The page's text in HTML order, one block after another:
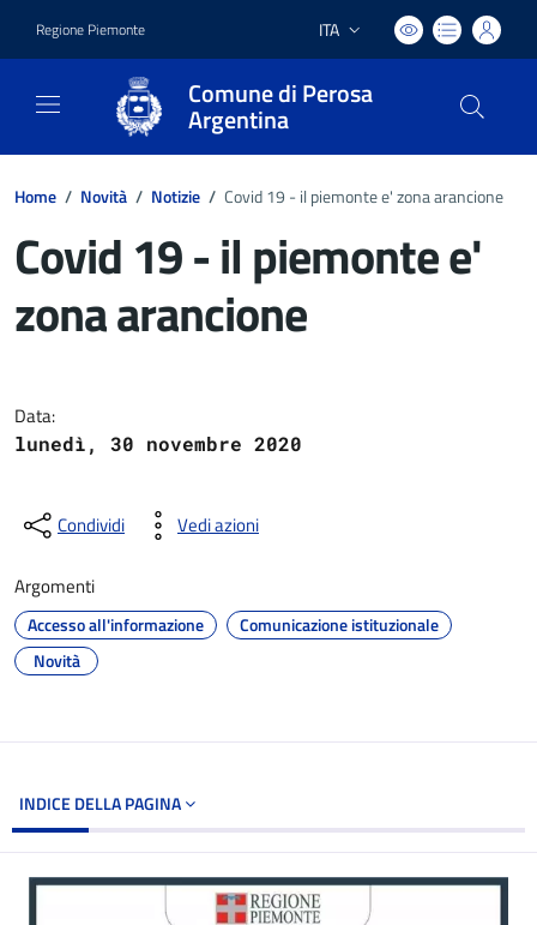
Regione Piemonte Lingua attiva:
ITA
Comune di Perosa
Argentina
Home / Novità / Notizie / Covid 19 - il piemonte e' zona arancione
Covid 19 - il piemonte e'
zona arancione
Data:
lunedì, 30 novembre 2020
Condividi Vedi azioni
Argomenti
Accesso all'informazione
Comunicazione istituzionale
Novità
INDICE DELLA PAGINA